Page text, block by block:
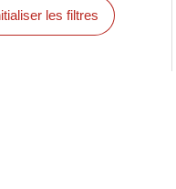
les filtres